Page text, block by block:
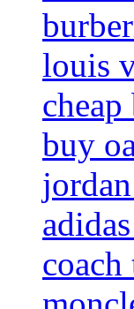
louis
buy
coach